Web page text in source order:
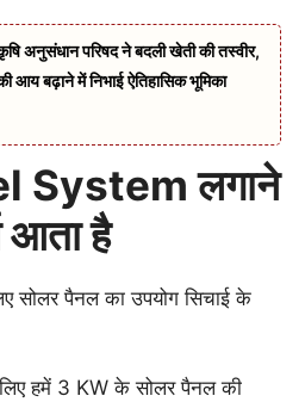
अनुसंधान परिषद ने बदली खेती की तस्वीर,
आय बढ़ाने में निभाई ऐतिहासिक भूमिका
System लगाने
आता है
सोलर पैनल का उपयोग सिचाई के
हमें 3 KW के सोलर पैनल की